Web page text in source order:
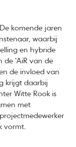
komende jaren
waarbij
en hybride
‘AiR van de
de invloed van
krijgt daarbij
Witte Rook is
met
vormt.